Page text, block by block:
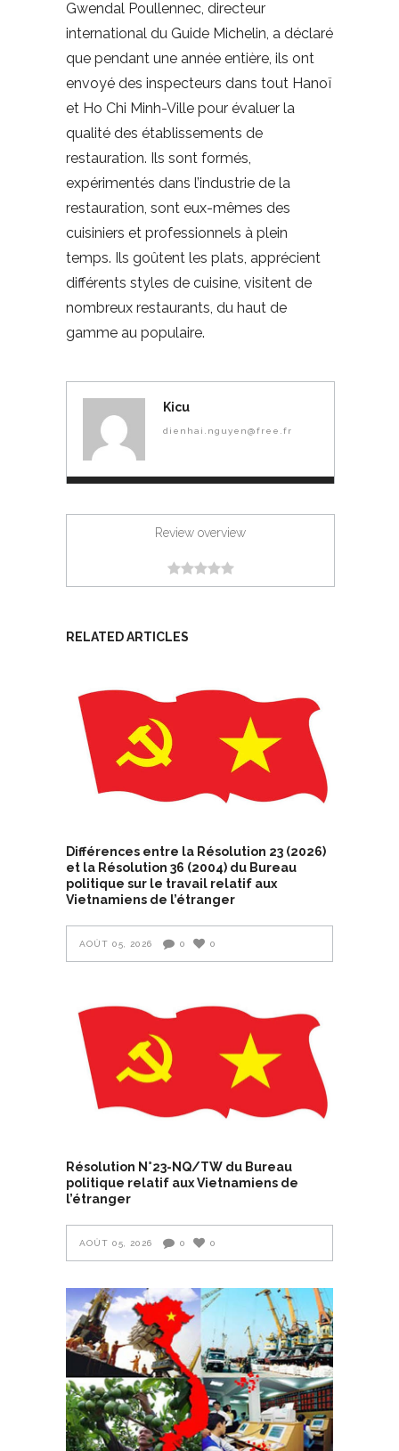
Gwendal Poullennec, directeur
international du Guide Michelin, a déclaré
que pendant une année entière, ils ont
envoyé des inspecteurs dans tout Hanoï
et Ho Chi Minh-Ville pour évaluer la
qualité des établissements de
restauration. Ils sont formés,
expérimentés dans l’industrie de la
restauration, sont eux-mêmes des
cuisiniers et professionnels à plein
temps. Ils goûtent les plats, apprécient
différents styles de cuisine, visitent de
nombreux restaurants, du haut de
gamme au populaire.
Kicu
dienhai.nguyen@free.fr
Review overview
RELATED ARTICLES
Différences entre la Résolution 23 (2026)
et la Résolution 36 (2004) du Bureau
politique sur le travail relatif aux
Vietnamiens de l’étranger
AOÛT 05, 2026 0 0
Résolution N°23-NQ/TW du Bureau
politique relatif aux Vietnamiens de
l’étranger
AOÛT 05, 2026 0 0